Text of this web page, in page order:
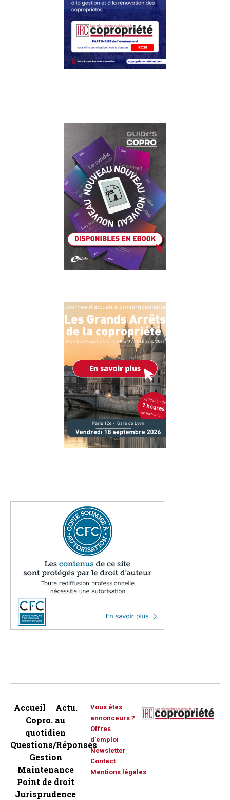
Accueil
Actu.
Copro. au
quotidien
Questions/Réponses
Gestion
Maintenance
Point de droit
Jurisprudence
Vous êtes
annonceurs ?
Offres
d'emploi
Newsletter
Contact
Mentions légales